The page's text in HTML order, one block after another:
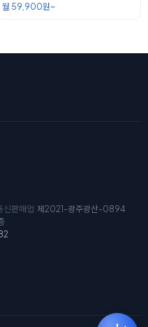
월 59,900원~
신판매업 제2021-광주광산-0894